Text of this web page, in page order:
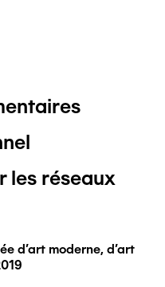
les réseaux
d'art moderne, d'art